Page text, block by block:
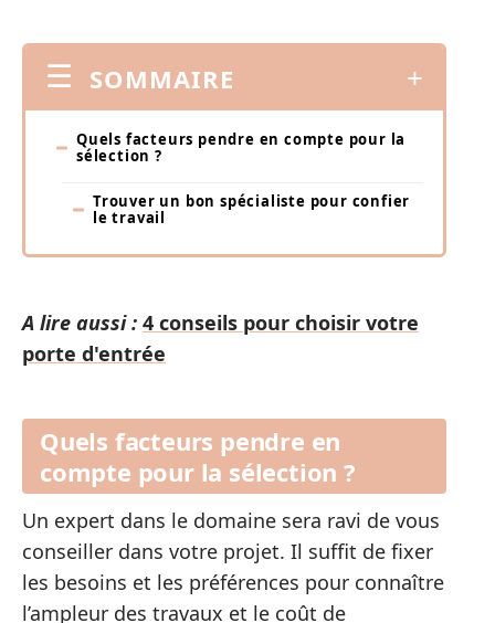
SOMMAIRE
Quels facteurs pendre en compte pour la
sélection ?
Trouver un bon spécialiste pour confier
le travail
A lire aussi : 4 conseils pour choisir votre
porte d'entrée
Quels facteurs pendre en
compte pour la sélection ?
Un expert dans le domaine sera ravi de vous
conseiller dans votre projet. Il suffit de fixer
les besoins et les préférences pour connaître
l’ampleur des travaux et le coût de